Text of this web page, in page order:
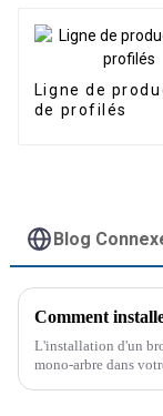
Ligne de
de profilés
Blog
L'installation d'un
mono-arbre dans